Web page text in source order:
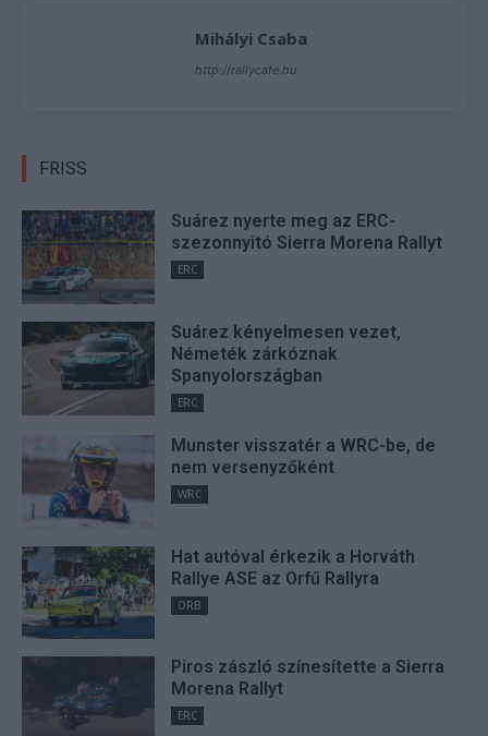
Mihályi Csaba
http://rallycafe.hu
FRISS
Suárez nyerte meg az ERC-
szezonnyitó Sierra Morena Rallyt
ERC
Suárez kényelmesen vezet,
Németék zárkóznak
Spanyolországban
ERC
Munster visszatér a WRC-be, de
nem versenyzőként
WRC
Hat autóval érkezik a Horváth
Rallye ASE az Orfű Rallyra
ORB
Piros zászló színesítette a Sierra
Morena Rallyt
ERC